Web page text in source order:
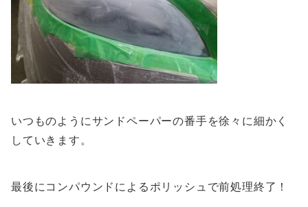
いつものようにサンドペーパーの番手を徐々に細かく
していきます。
最後にコンパウンドによるポリッシュで前処理終了！